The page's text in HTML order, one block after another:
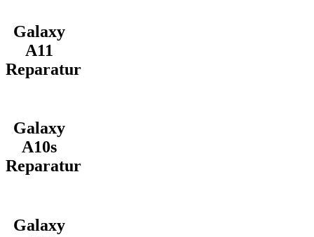
Galaxy
A11
Reparatur
Galaxy
A10s
Reparatur
Galaxy